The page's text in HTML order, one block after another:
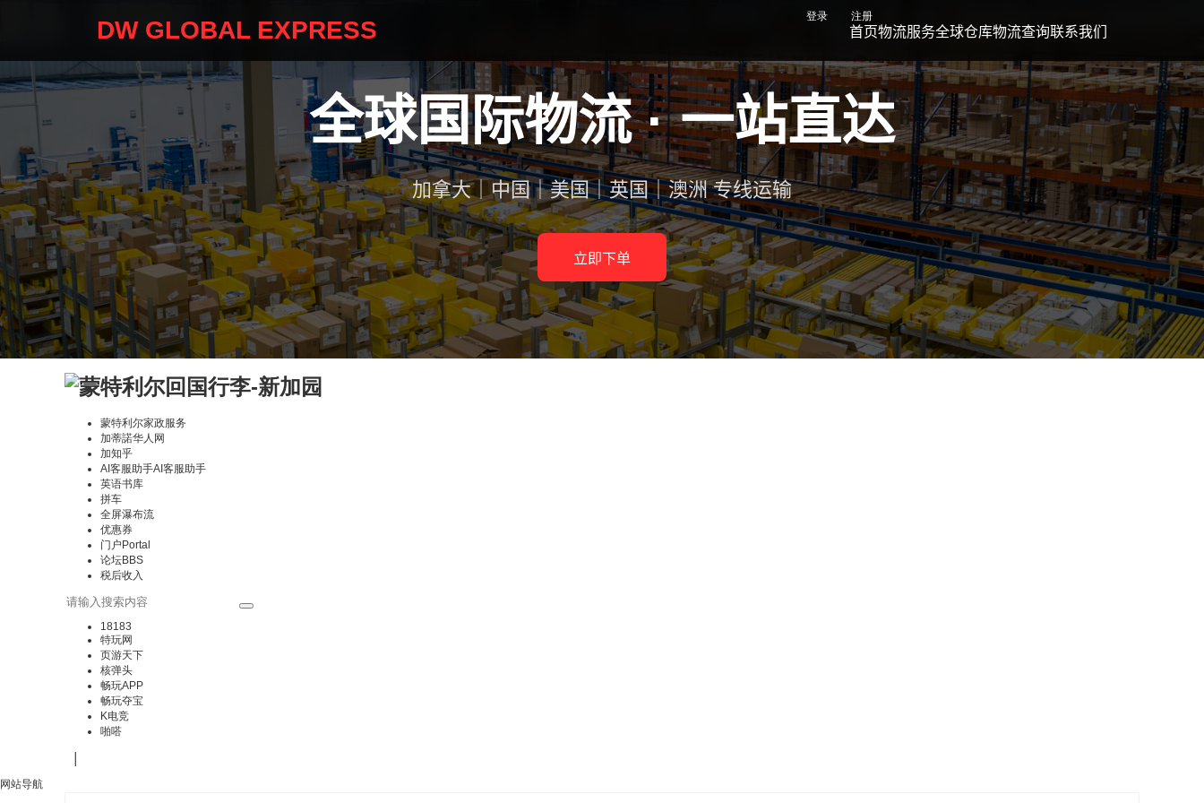
蒙特利尔家政服务
加蒂諾华人网
加知乎
AI客服助手AI客服助手
英语书库
拼车
全屏瀑布流
优惠券
门户 Portal
论坛BBS
税后收入
18183
特玩网
页游天下
核弹头
畅玩APP
畅玩夺宝
K电竞
啪嗒
登录 注册
网站导航